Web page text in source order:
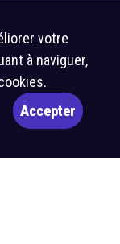
votre
à naviguer,
Accepter